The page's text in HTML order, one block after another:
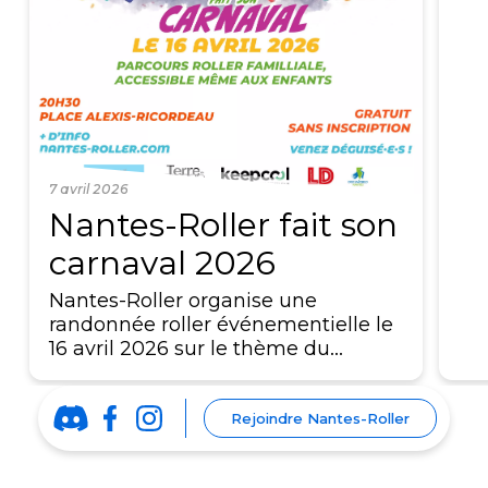
Nantes-Roller fait son
carnaval 2026
7 avril 2026
Nantes-Roller organise une
randonnée roller événementielle le
16 avril 2026 sur le thème du…
Rejoindre Nantes-Roller